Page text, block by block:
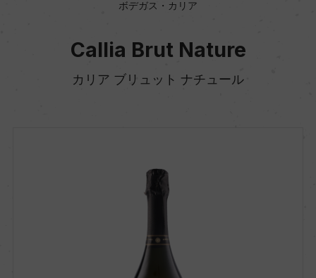
ボデガス・カリア
Callia Brut Nature
カリア ブリュット ナチュール